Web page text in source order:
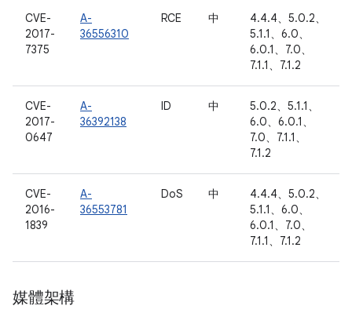
CVE-
2017-
7375
A-
36556310
RCE 中
4.4.4、5.0.2、
5.1.1、6.0、
6.0.1、7.0、
7.1.1、7.1.2
CVE-
2017-
0647
A-
36392138
ID 中
5.0.2、5.1.1、
6.0、6.0.1、
7.0、7.1.1、
7.1.2
CVE-
2016-
1839
A-
36553781
DoS 中
4.4.4、5.0.2、
5.1.1、6.0、
6.0.1、7.0、
7.1.1、7.1.2
媒體架構